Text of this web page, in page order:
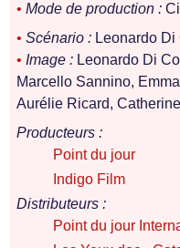
• Mode de production :
• Scénario : Leonardo
• Image : Leonardo Di
Marcello Sannino,
Aurélie Ricard,
Producteurs :
Point du jour
Indigo Film
Distributeurs :
Point du jour